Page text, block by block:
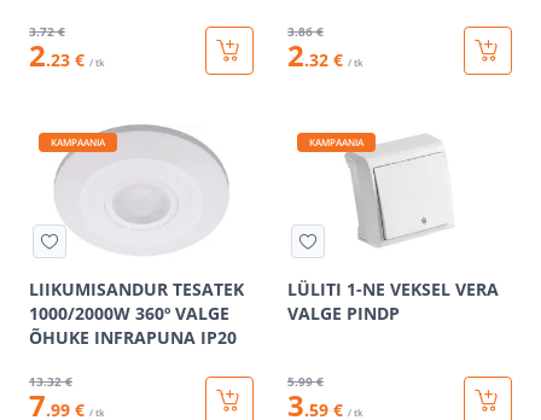
3.72 €
2.23 € / tk
3.86 €
2.32 € / tk
KAMPAANIA
LIIKUMISANDUR TESATEK
1000/2000W 360º VALGE
ÕHUKE INFRAPUNA IP20
13.32 €
7.99 € / tk
KAMPAANIA
LÜLITI 1-NE VEKSEL VERA
VALGE PINDP
5.99 €
3.59 € / tk